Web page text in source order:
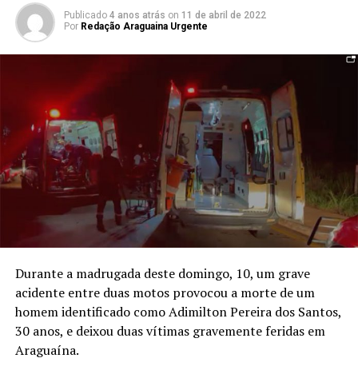
Publicado 4 anos atrás on 11 de abril de 2022
Por Redação Araguaina Urgente
Durante a madrugada deste domingo, 10, um grave
acidente entre duas motos provocou a morte de um
homem identificado como Adimilton Pereira dos Santos,
30 anos, e deixou duas vítimas gravemente feridas em
Araguaína.